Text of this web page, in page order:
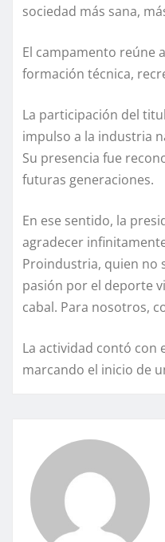
sociedad más sana,
El campamento reúne
formación técnica,
La participación del
impulso a la industria
Su presencia fue
futuras generaciones.
En ese sentido, la
agradecer
Proindustria, quien no
pasión por el deporte
cabal. Para nosotros,
La actividad contó con
marcando el inicio de